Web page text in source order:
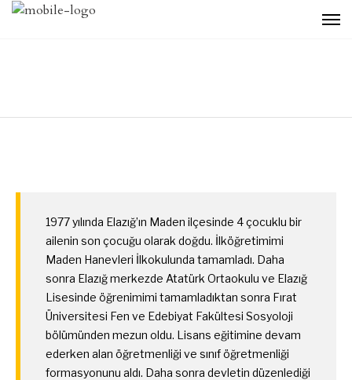
1977 yılında Elazığ’ın Maden ilçesinde 4 çocuklu bir
ailenin son çocuğu olarak doğdu. İlköğretimimi
Maden Hanevleri İlkokulunda tamamladı. Daha
sonra Elazığ merkezde Atatürk Ortaokulu ve Elazığ
Lisesinde öğrenimimi tamamladıktan sonra Fırat
Üniversitesi Fen ve Edebiyat Fakültesi Sosyoloji
bölümünden mezun oldu. Lisans eğitimine devam
ederken alan öğretmenliği ve sınıf öğretmenliği
formasyonunu aldı. Daha sonra devletin düzenlediği